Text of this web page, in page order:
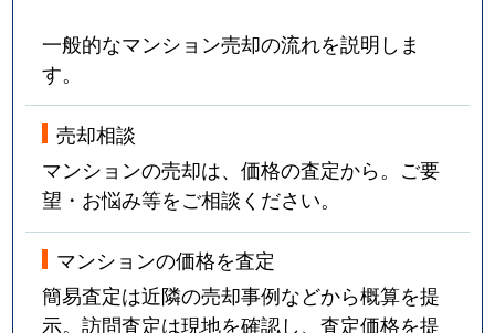
一般的なマンション売却の流れを説明しま
す。
売却相談
マンションの売却は、価格の査定から。ご要
望・お悩み等をご相談ください。
マンションの価格を査定
簡易査定は近隣の売却事例などから概算を提
示。訪問査定は現地を確認し、査定価格を提